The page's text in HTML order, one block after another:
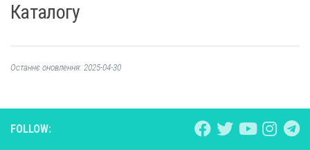
Каталогу
Останнє оновлення: 2025-04-30
FOLLOW: